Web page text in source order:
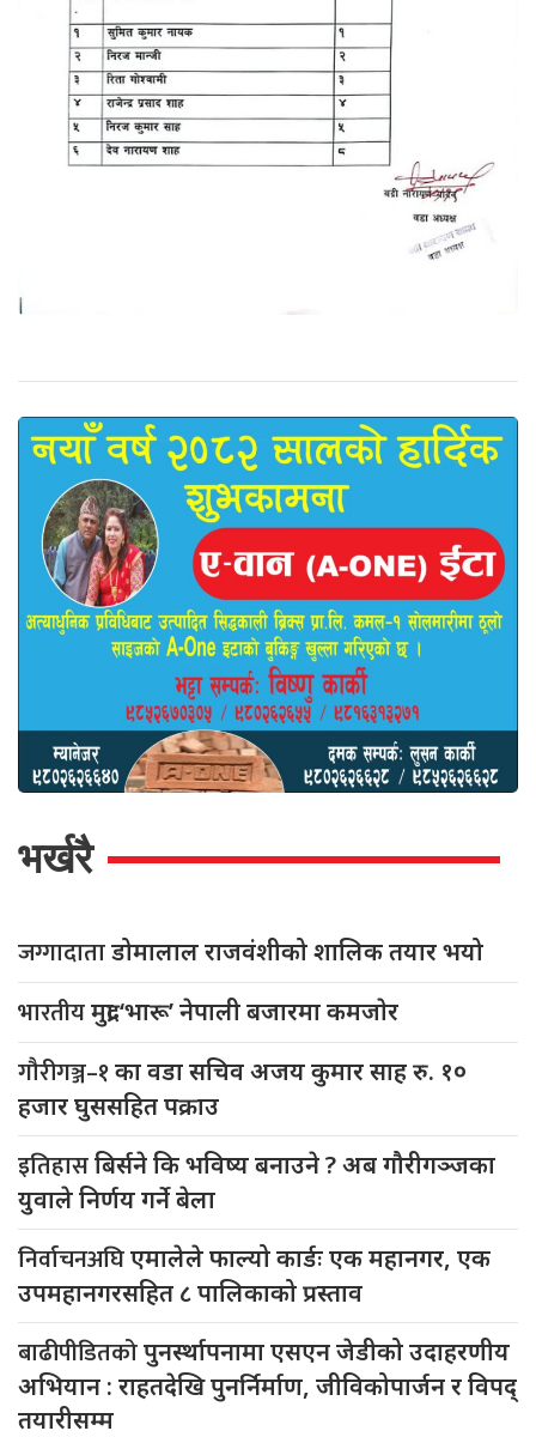
भर्खरै
जग्गादाताडोमालाल राजवंशीको शालिक तयार भयो
भारतीयमुद्रा ‘भारू’ नेपाली बजारमा कमजाेर
गौरीगञ्ज–१का वडा सचिव अजय कुमार साह रु. १०
हजार घुससहित पक्राउ
इतिहासबिर्सने कि भविष्य बनाउने ? अब गौरीगञ्जका
युवाले निर्णय गर्ने बेला
निर्वाचनअघिएमालेले फाल्यो कार्डः एक महानगर, एक
उपमहानगरसहित ८ पालिकाको प्रस्ताव
बाढीपीडितकोपुनर्स्थापनामा एसएन जेडीको उदाहरणीय
अभियान : राहतदेखि पुनर्निर्माण, जीविकोपार्जन र विपद्
तयारीसम्म